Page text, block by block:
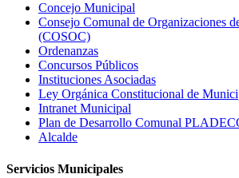
Concejo Municipal
Consejo Comunal de Organizaciones
(COSOC)
Ordenanzas
Concursos Públicos
Instituciones Asociadas
Ley Orgánica Constitucional de
Intranet Municipal
Plan de Desarrollo Comunal
Alcalde
Servicios Municipales